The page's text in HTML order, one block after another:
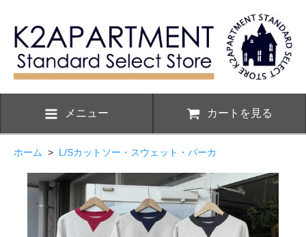
メニュー カートを見る
ホーム > L/Sカットソー・スウェット・パーカ